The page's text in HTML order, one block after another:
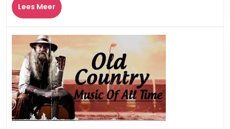
Lees MeerLees
Meer